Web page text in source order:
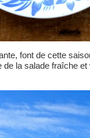
font de cette
la salade fraîche